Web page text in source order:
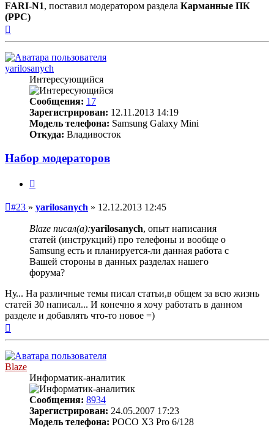
FARI-N1, поставил модератором раздела Карманные ПК
(PPC)
yarilosanych
Интересующийся
Сообщения: 17
Зарегистрирован: 12.11.2013 14:19
Модель телефона: Samsung Galaxy Mini
Откуда: Владивосток
Набор модераторов
Непрочитанное
сообщение
#23 » yarilosanych » 12.12.2013 12:45
Blaze писал(а):yarilosanych, опыт написания
статей (инструкций) про телефоны и вообще о
Samsung есть и планируется-ли данная работа с
Вашей стороны в данных разделах нашего
форума?
Ну... На различные темы писал статьи,в общем за всю жизнь
статей 30 написал... И конечно я хочу работать в данном
разделе и добавлять что-то новое =)
Blaze
Информатик-аналитик
Сообщения: 8934
Зарегистрирован: 24.05.2007 17:23
Модель телефона: POCO X3 Pro 6/128